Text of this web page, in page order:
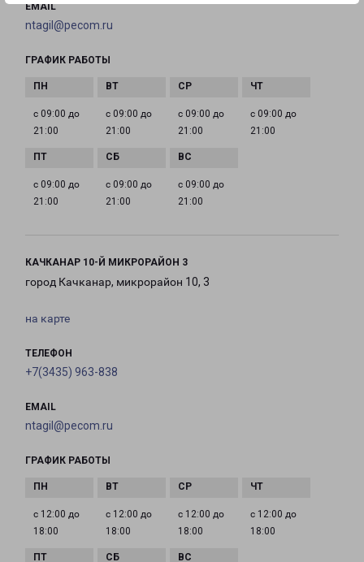
EMAIL
ntagil@pecom.ru
ГРАФИК РАБОТЫ
с 09:00 до
21:00
с 09:00 до
21:00
с 09:00 до
21:00
с 09:00 до
21:00
с 09:00 до
21:00
с 09:00 до
21:00
с 09:00 до
21:00
КАЧКАНАР 10-Й МИКРОРАЙОН 3
город Качканар, микрорайон 10, 3
на карте
ТЕЛЕФОН
+7(3435) 963-838
EMAIL
ntagil@pecom.ru
ГРАФИК РАБОТЫ
с 12:00 до
18:00
с 12:00 до
18:00
с 12:00 до
18:00
с 12:00 до
18:00